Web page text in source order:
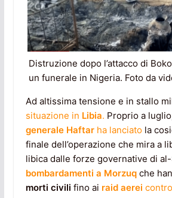
Distruzione dopo l’attacco di
un funerale in Nigeria. Foto da
Ad altissima tensione e in stallo
situazione in Libia. Proprio a
generale Haftarha lanciatola
finale dell’operazione che mira a
libica dalle forze governative di
bombardamenti a Morzuqche
morti civili fino ai raid aerei